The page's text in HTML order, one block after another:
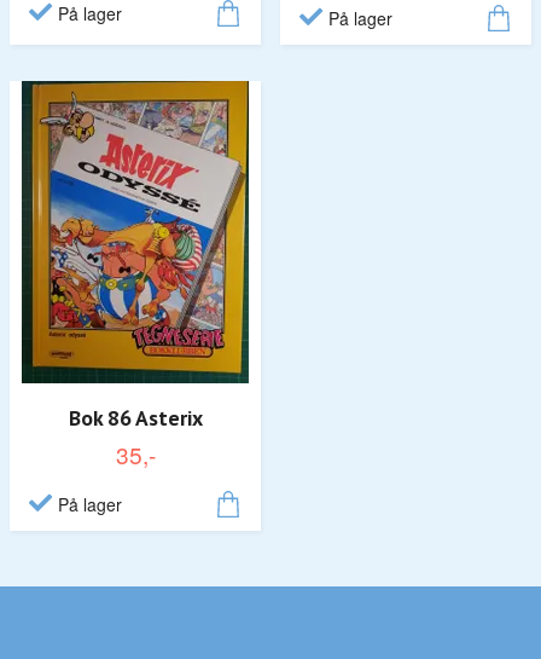
På lager På lager
Bok 86 Asterix
35,-
På lager